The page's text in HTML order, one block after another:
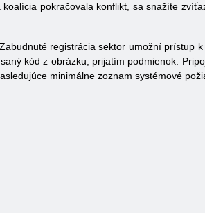
pokračovala konflikt, sa snažíte
registrácia sektor umožní prístup
kód z obrázku, prijatím podmienok.
minimálne zoznam systémové